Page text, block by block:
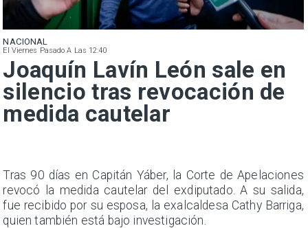
NACIONAL
El Viernes Pasado A Las 12:40
Joaquín Lavín León sale en
silencio tras revocación de
medida cautelar
Tras 90 días en Capitán Yáber, la Corte de Apelaciones
revocó la medida cautelar del exdiputado. A su salida,
fue recibido por su esposa, la exalcaldesa Cathy Barriga,
quien también está bajo investigación.